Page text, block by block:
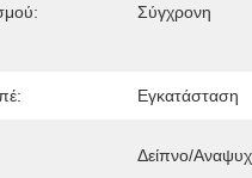
Σύγχρονη
Εγκατάσταση
Δείπνο/